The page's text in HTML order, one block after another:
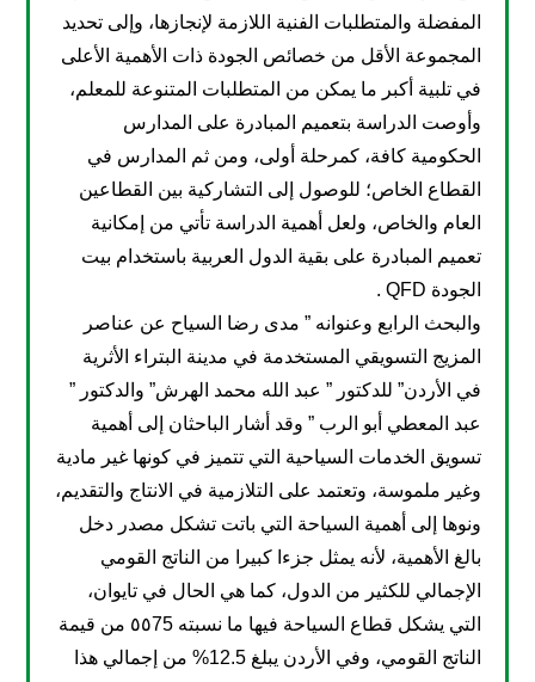
المفضلة والمتطلبات الفنية اللازمة لإنجازها، وإلى تحديد
المجموعة الأقل من خصائص الجودة ذات الأهمية الأعلى
في تلبية أكبر ما يمكن من المتطلبات المتنوعة للمعلم،
وأوصت الدراسة بتعميم المبادرة على المدارس
الحكومية كافة، كمرحلة أولى، ومن ثم المدارس في
القطاع الخاص؛ للوصول إلى التشاركية بين القطاعين
العام والخاص، ولعل أهمية الدراسة تأتي من إمكانية
تعميم المبادرة على بقية الدول العربية باستخدام بيت
الجودة QFD .
والبحث الرابع وعنوانه ” مدى رضا السياح عن عناصر
المزيج التسويقي المستخدمة في مدينة البتراء الأثرية
في الأردن” للدكتور ” عبد الله محمد الهرش” والدكتور ”
عبد المعطي أبو الرب ” وقد أشار الباحثان إلى أهمية
تسويق الخدمات السياحية التي تتميز في كونها غير مادية
وغير ملموسة، وتعتمد على التلازمية في الانتاج والتقديم،
ونوها إلى أهمية السياحة التي باتت تشكل مصدر دخل
بالغ الأهمية، لأنه يمثل جزءا كبيرا من الناتج القومي
الإجمالي للكثير من الدول، كما هي الحال في تايوان،
التي يشكل قطاع السياحة فيها ما نسبته ٥٥75 من قيمة
الناتج القومي، وفي الأردن يبلغ 12.5% من إجمالي هذا